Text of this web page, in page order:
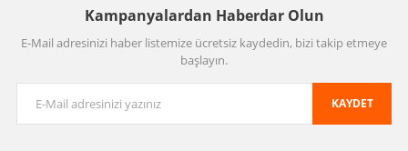
Kampanyalardan Haberdar Olun
E-Mail adresinizi haber listemize ücretsiz kaydedin, bizi takip etmeye
başlayın.
KAYDET